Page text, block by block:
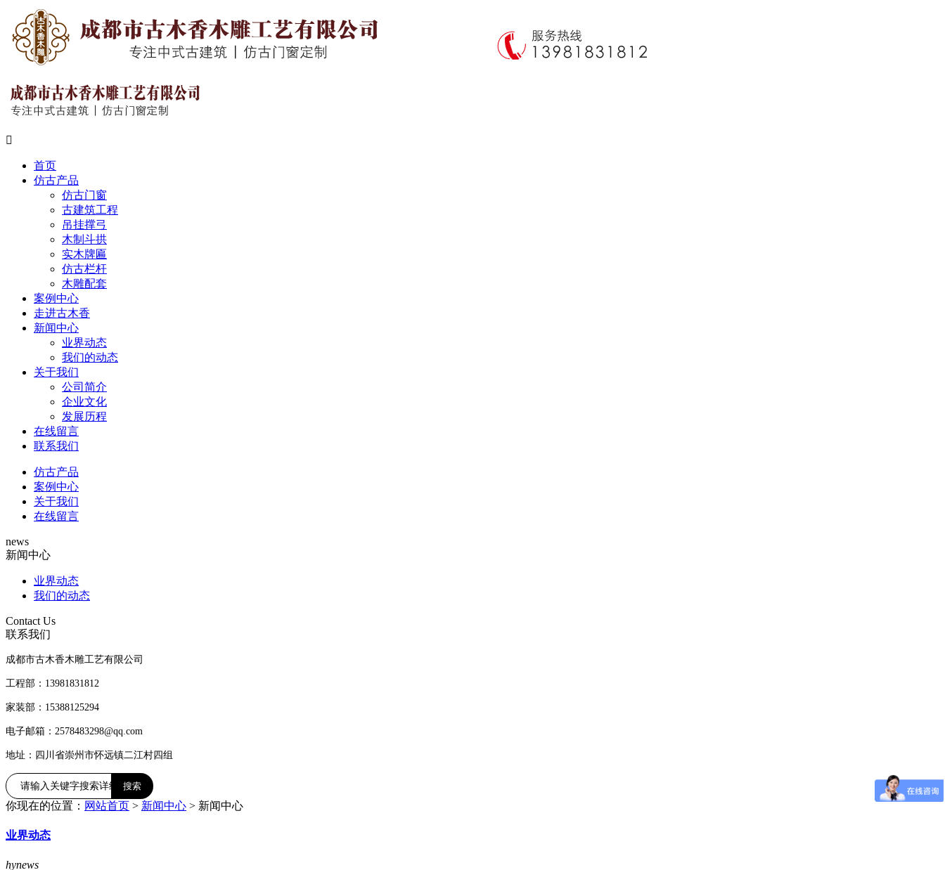

首页
仿古产品
仿古门窗
古建筑工程
吊挂撑弓
木制斗拱
实木牌匾
仿古栏杆
木雕配套
案例中心
走进古木香
新闻中心
业界动态
我们的动态
关于我们
公司简介
企业文化
发展历程
在线留言
联系我们
仿古产品
案例中心
关于我们
在线留言
news
新闻中心
业界动态
我们的动态
Contact Us
联系我们
成都市古木香木雕工艺有限公司
工程部：13981831812
家装部：15388125294
电子邮箱：2578483298@qq.com
地址：四川省崇州市怀远镇二江村四组
你现在的位置： 网站首页 > 新闻中心 > 新闻中心
业界动态
hynews